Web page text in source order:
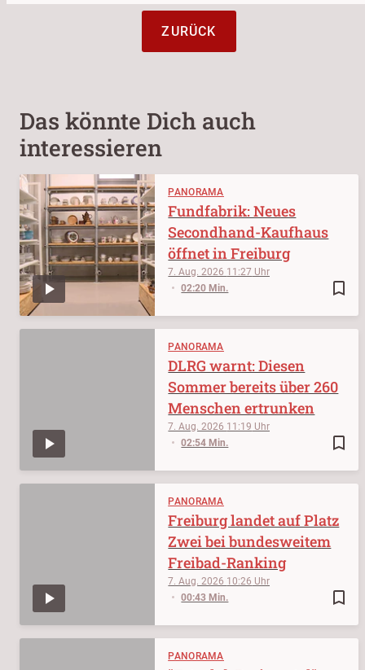
ZURÜCK
Das könnte Dich auch
interessieren
PANORAMA
bookmark_border
7. Aug. 2026 11:27
02:20 Min.
Fundfabrik: Neues
Secondhand-Kaufhaus
öffnet in Freiburg
PANORAMA
bookmark_border
7. Aug. 2026 11:19
02:54 Min.
DLRG warnt: Diesen
Sommer bereits über 260
Menschen ertrunken
PANORAMA
bookmark_border
7. Aug. 2026 10:26
00:43 Min.
Freiburg landet auf Platz
Zwei bei bundesweitem
Freibad-Ranking
PANORAMA